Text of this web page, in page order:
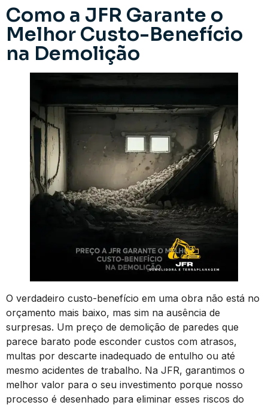
Como a JFR Garante o
Melhor Custo-Benefício
na Demolição
O verdadeiro custo-benefício em uma obra não está no
orçamento mais baixo, mas sim na ausência de
surpresas. Um preço de demolição de paredes que
parece barato pode esconder custos com atrasos,
multas por descarte inadequado de entulho ou até
mesmo acidentes de trabalho. Na JFR, garantimos o
melhor valor para o seu investimento porque nosso
processo é desenhado para eliminar esses riscos do